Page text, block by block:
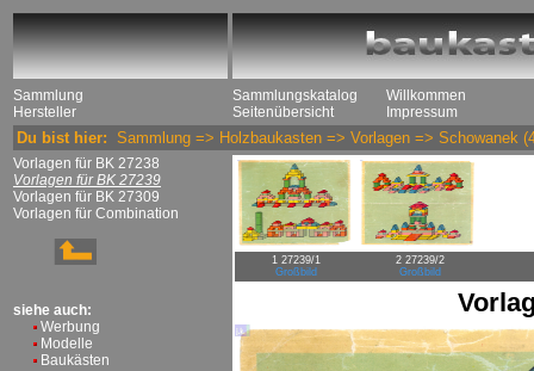
Sammlung
Hersteller
Sammlungskatalog
Seitenübersicht
Willkommen
Impressum
Du bist hier: Sammlung => Holzbaukasten => Vorlagen => Schowanek
Vorlagen für BK 27238
Vorlagen für BK 27239
Vorlagen für BK 27309
Vorlagen für Combination
siehe auch:
Werbung
Modelle
Baukästen
1 27239/1
Großbild
2 27239/2
Großbild